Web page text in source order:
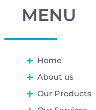
MENU
Home
About us
Our Products